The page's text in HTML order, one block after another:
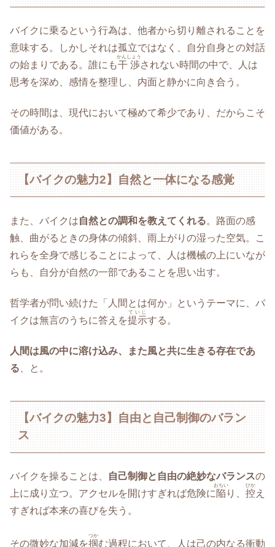
バイクに乗るという行為は、他者から切り離されることを
意味する。しかしそれは孤立ではなく、自分自身との対話
の始まりである。誰にも干渉
かんしょう
されない時間の中で、人は
思考を深め、感情を整理し、内面と静かに向き合う。
その時間は、現代において極めて希少であり、だからこそ
価値がある。
【バイクの魅力2】自然と一体になる感覚
また、バイクは自然との調和を教えてくれる。路面の感
触、曲がるときの身体の傾斜、雨上がりの湿った空気。こ
れらを全身で感じることによって、人は機械の上にいなが
らも、自分が自然の一部であることを思い出す。
哲学者が問い続けた「人間とは何か」というテーマに、バ
イクは無言のうちに答えを提示
ていじ
する。
人間は風の中に溶け込み、また風と共に生きる存在であ
る、と。
【バイクの魅力3】自由と自己制御のバラン
ス
バイクを操ることは、 自己制御と自由の絶妙なバランスの
上に成り立つ。アクセルを開けすぎれば危険に 陥
おちい
り、 控
ひか
え
すぎれば本来の喜びを失う。
その微妙な加減を掴
つか
む過程において、人は己の内なる衝動